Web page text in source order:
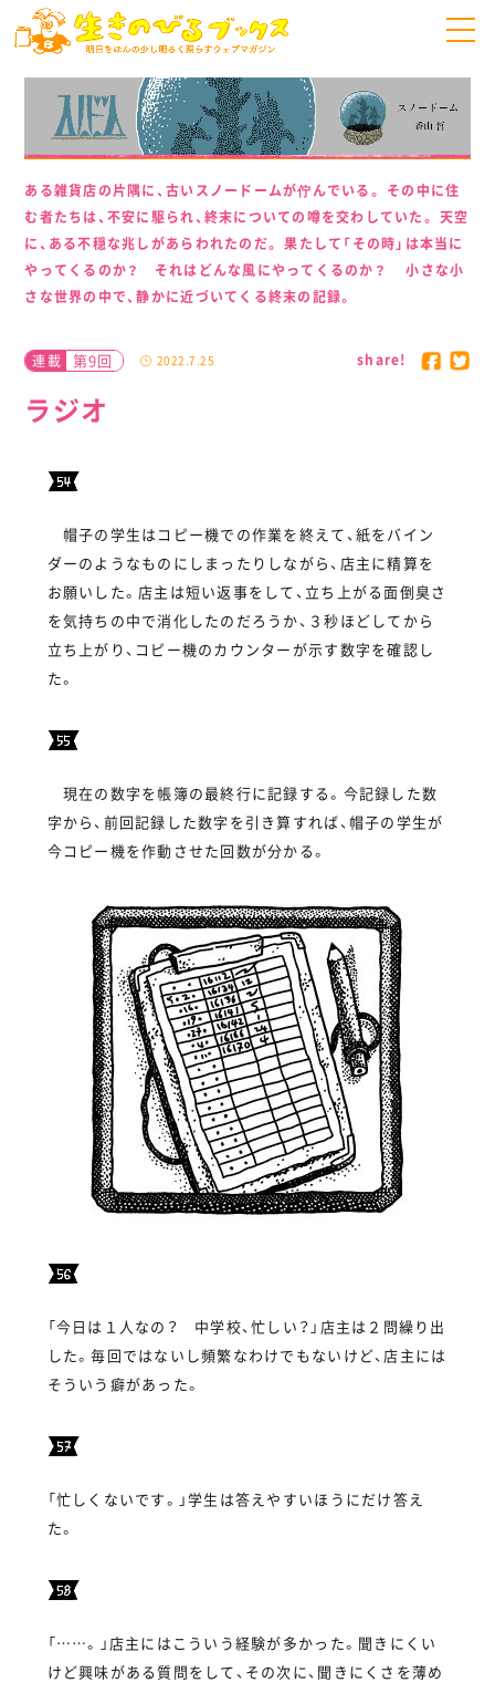
ある雑貨店の片隅に、古いスノードームが佇んでいる。 その中に住
む者たちは、不安に駆られ、終末についての噂を交わしていた。 天空
に、ある不穏な兆しがあらわれたのだ。 果たして「その時」は本当に
やってくるのか？ それはどんな風にやってくるのか？ 小さな小
さな世界の中で、静かに近づいてくる終末の記録。
連載 第9回 2022.7.25
ラジオ
share!
帽子の学生はコピー機での作業を終えて、紙をバイン
ダーのようなものにしまったりしながら、店主に精算を
お願いした。店主は短い返事をして、立ち上がる面倒臭さ
を気持ちの中で消化したのだろうか、３秒ほどしてから
立ち上がり、コピー機のカウンターが示す数字を確認し
た。
現在の数字を帳簿の最終行に記録する。今記録した数
字から、前回記録した数字を引き算すれば、帽子の学生が
今コピー機を作動させた回数が分かる。
「今日は１人なの？ 中学校、忙しい？」店主は２問繰り出
した。毎回ではないし頻繁なわけでもないけど、店主には
そういう癖があった。
「忙しくないです。」学生は答えやすいほうにだけ答え
た。
「……。」店主にはこういう経験が多かった。聞きにくい
けど興味がある質問をして、その次に、聞きにくさを薄め